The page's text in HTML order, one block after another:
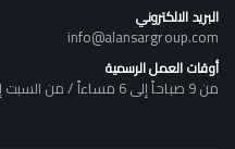
البريد الالكتروني
info@alansargroup.com
أوقات العمل الرسمية
من 9 صباحاً إلى 6 مساءاً / من السبت إلى الخميس